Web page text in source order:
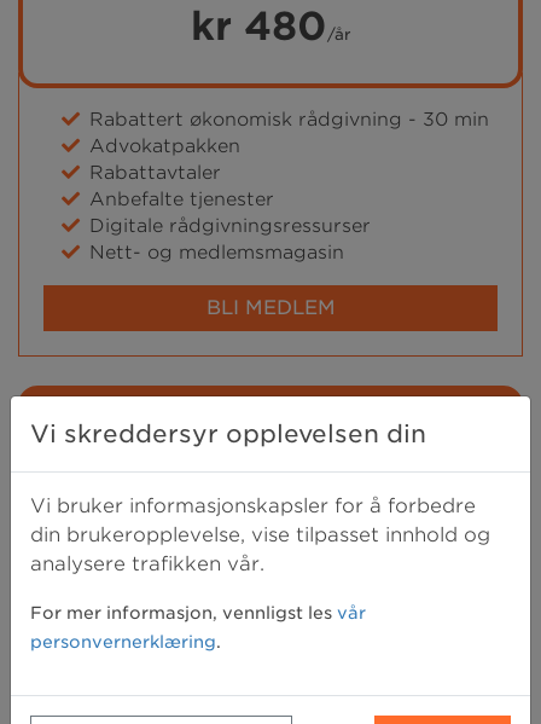
kr 480 /år
Rabattert økonomisk rådgivning - 30 min
Advokatpakken
Rabattavtaler
Anbefalte tjenester
Digitale rådgivningsressurser
Nett- og medlemsmagasin
BLI MEDLEM
Medlem+
Vi skreddersyr opplevelsen din
Vi bruker informasjonskapsler for å forbedre
din brukeropplevelse, vise tilpasset innhold og
analysere trafikken vår.
For mer informasjon, vennligst les vår
personvernerklæring.